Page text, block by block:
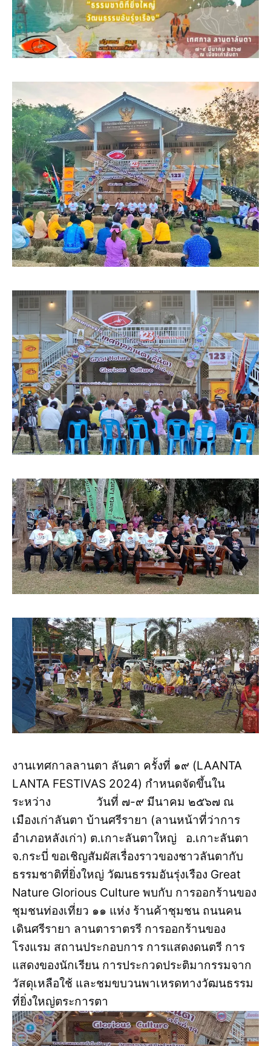
งานเทศกาลลานตา ลันตา ครั้งที่ ๑๙ (LAANTA
LANTA FESTIVAS 2024) กำหนดจัดขึ้นใน
ระหว่าง วันที่ ๗-๙ มีนาคม ๒๕๖๗ ณ
เมืองเก่าลันตา บ้านศรีรายา (ลานหน้าที่ว่าการ
อำเภอหลังเก่า) ต.เกาะลันตาใหญ่ อ.เกาะลันตา
จ.กระบี่ ขอเชิญสัมผัสเรื่องราวของชาวลันตากับ
ธรรมชาติที่ยิ่งใหญ่ วัฒนธรรมอันรุ่งเรือง Great
Nature Glorious Culture พบกับ การออกร้านของ
ชุมชนท่องเที่ยว ๑๑ แห่ง ร้านค้าชุมชน ถนนคน
เดินศรีรายา ลานตาราตรรี การออกร้านของ
โรงแรม สถานประกอบการ การแสดงดนตรี การ
แสดงของนักเรียน การประกวดประติมากรรมจาก
วัสดุเหลือใช้ และชมขบวนพาเหรดทางวัฒนธรรม
ที่ยิ่งใหญ่ตระการตา